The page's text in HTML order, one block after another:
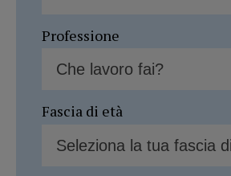
Professione
Fascia di età